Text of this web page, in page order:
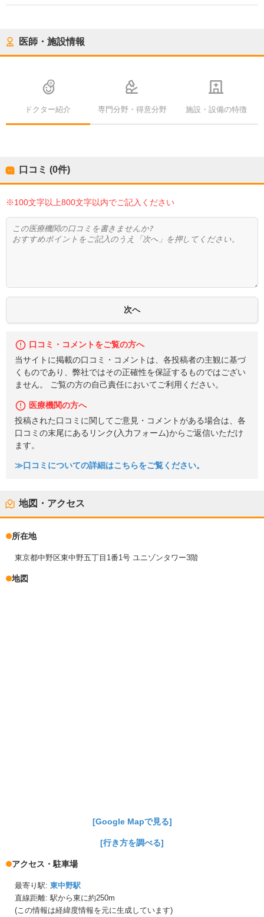
医師・施設情報
ドクター紹介 専門分野・得意分野 施設・設備の特徴
口コミ (0件)
※100文字以上800文字以内でご記入ください
口コミ・コメントをご覧の方へ
当サイトに掲載の口コミ・コメントは、各投稿者の主観に基づ
くものであり、弊社ではその正確性を保証するものではござい
ません。 ご覧の方の自己責任においてご利用ください。
医療機関の方へ
投稿された口コミに関してご意見・コメントがある場合は、各
口コミの末尾にあるリンク(入力フォーム)からご返信いただけ
ます。
≫口コミについての詳細はこちらをご覧ください。
地図・アクセス
所在地
東京都中野区東中野五丁目1番1号 ユニゾンタワー3階
地図
[Google Mapで見る]
[行き方を調べる]
アクセス・駐車場
最寄り駅: 東中野駅
直線距離: 駅から東に約250m
(この情報は経緯度情報を元に生成しています)